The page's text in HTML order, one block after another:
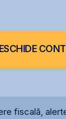
CONT
fiscală,